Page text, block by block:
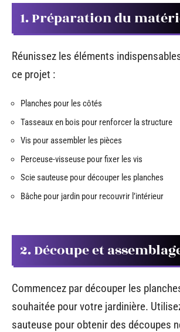
1. Préparation du
Réunissez les éléments
ce projet :
Planches pour les côtés
Tasseaux en bois pour renforcer la structure
Vis pour assembler les pièces
Perceuse-visseuse pour fixer les vis
Scie sauteuse pour découper les planches
Bâche pour jardin pour recouvrir l’intérieur
2. Découpe et
Commencez par découper les
souhaitée pour votre jardinière.
sauteuse pour obtenir des découpes